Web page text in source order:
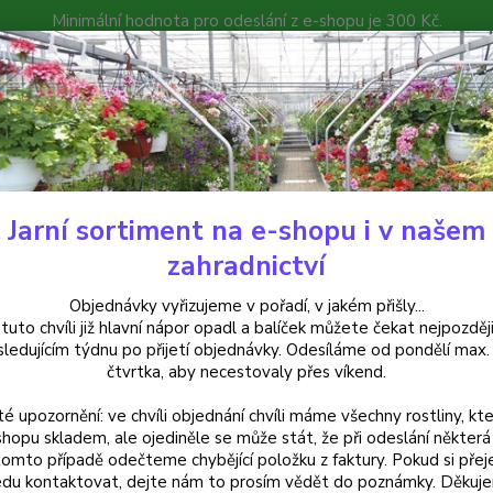
Minimální hodnota pro odeslání z e-shopu je 300 Kč.
můžete čekat nejpozději v následujícím týdnu po přijetí
Poradna Kontakty
Hledat
Okrasné trávy Miscanthus sinensis - Ozdobnice čínská - cena na prodejně
sinensis - Ozdobnice
celý
Jarní sortiment na e-shopu i v našem
zahradnictví
Objednávky vyřizujeme v pořadí, v jakém přišly...
chvíli již hlavní nápor opadl a balíček můžete čekat
týdnu po přijetí objednávky. Odesíláme od pondělí
čtvrtka, aby necestovaly přes víkend.
upozornění: ve chvíli objednání chvíli máme všechny rostliny,
skladem, ale ojediněle se může stát, že při odeslání některá
případě odečteme chybějící položku z faktury. Pokud si
kontaktovat, dejte nám to prosím vědět do poznámky.